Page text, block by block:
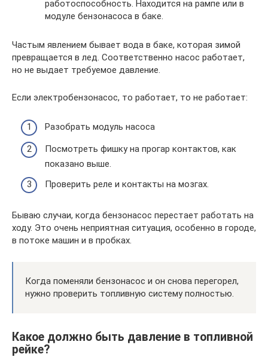
работоспособность. Находится на рампе или в
модуле бензонасоса в баке.
Частым явлением бывает вода в баке, которая зимой
превращается в лед. Соответственно насос работает,
но не выдает требуемое давление.
Если электробензонасос, то работает, то не работает:
Разобрать модуль насоса
Посмотреть фишку на прогар контактов, как
показано выше.
Проверить реле и контакты на мозгах.
Бываю случаи, когда бензонасос перестает работать на
ходу. Это очень неприятная ситуация, особенно в городе,
в потоке машин и в пробках.
Когда поменяли бензонасос и он снова перегорел,
нужно проверить топливную систему полностью.
Какое должно быть давление в топливной
рейке?